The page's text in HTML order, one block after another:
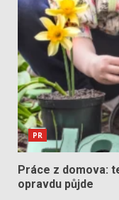
PR
Práce z domova:
opravdu půjde